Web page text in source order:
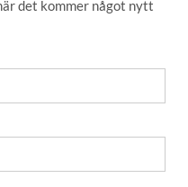
det kommer något nytt